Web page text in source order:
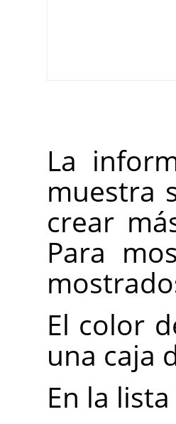
La
muestra
crear
Para
El color
una caja
En la